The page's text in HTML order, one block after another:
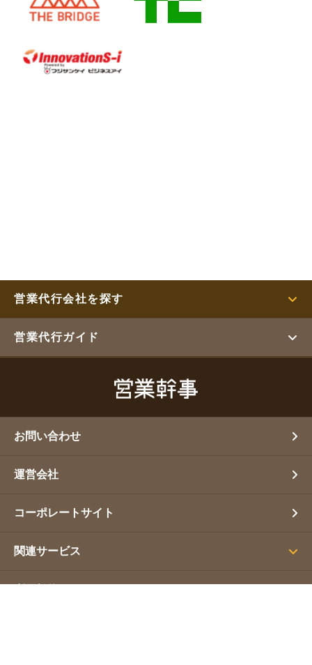
営業代行会社を探す
営業代行ガイド
お問い合わせ
運営会社
コーポレートサイト
関連サービス